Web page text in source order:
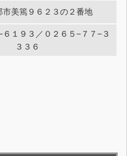
市美篶９６２３の２番地
６１９３／０２６５−７７−３
３３６